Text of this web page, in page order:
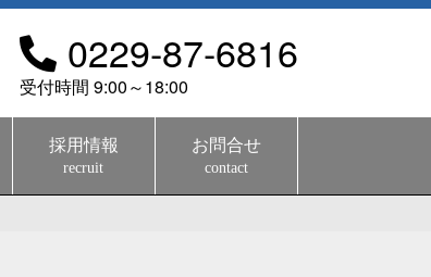
0229-87-6816
受付時間 9:00～18:00
採用情報
recruit
お問合せ
contact